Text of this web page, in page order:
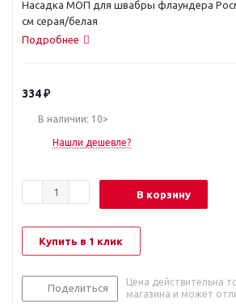
Насадка МОП для швабры флаундера
см серая/белая
Подробнее
334₽
В наличии: 10>
Нашли дешевле?
В корзину
Купить в 1 клик
Поделиться
Цена действительна
магазина и может